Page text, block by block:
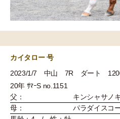
カイタロー 号
2023/1/7 中山 7R ダート
20年 ｻﾏｰS no.1151
父：
キンシャサノ
母：
パラダイスコ